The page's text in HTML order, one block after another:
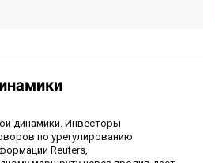
динамики. Инвесторы
по урегулированию
Reuters,